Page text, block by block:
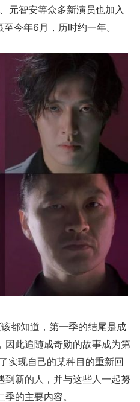
元智安等众多新演员也加入
今年6月，历时约一年。
都知道，第一季的结尾是成
因此追随成奇勋的故事成为第
实现自己的某种目的重新回
到新的人，并与这些人一起努
的主要内容。